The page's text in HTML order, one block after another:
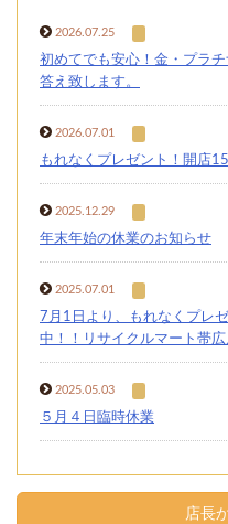
2026.07.25
初めてでも安心！金・プラ
答え致します。
2026.07.01
もれなくプレゼント！開店
2025.12.29
年末年始の休業のお知らせ
2025.07.01
7月1日より、もれなくプレ
中！！リサイクルマート帯広
2025.05.03
５月４日臨時休業
店長